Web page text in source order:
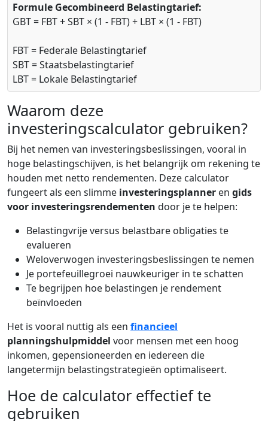
Formule Gecombineerd Belastingtarief:
GBT = FBT + SBT × (1 - FBT) + LBT × (1 - FBT)
FBT = Federale Belastingtarief
SBT = Staatsbelastingtarief
LBT = Lokale Belastingtarief
Waarom deze
investeringscalculator gebruiken?
Bij het nemen van investeringsbeslissingen, vooral in
hoge belastingschijven, is het belangrijk om rekening te
houden met netto rendementen. Deze calculator
fungeert als een slimme investeringsplanner en gids
voor investeringsrendementen door je te helpen:
Belastingvrije versus belastbare obligaties te
evalueren
Weloverwogen investeringsbeslissingen te nemen
Je portefeuillegroei nauwkeuriger in te schatten
Te begrijpen hoe belastingen je rendement
beïnvloeden
Het is vooral nuttig als een financieel
planningshulpmiddel voor mensen met een hoog
inkomen, gepensioneerden en iedereen die
langetermijn belastingstrategieën optimaliseert.
Hoe de calculator effectief te
gebruiken